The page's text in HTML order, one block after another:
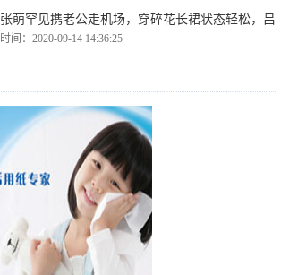
张萌罕见携老公走机场，穿碎花长裙状态轻松，吕
时间：2020-09-14 14:36:25